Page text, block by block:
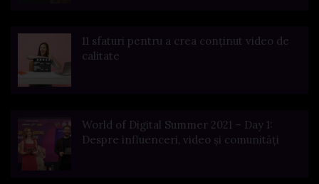
11 sfaturi pentru a crea conținut video de
calitate
World of Digital Summer 2021 – Day 1:
Despre influenceri, video și comunități